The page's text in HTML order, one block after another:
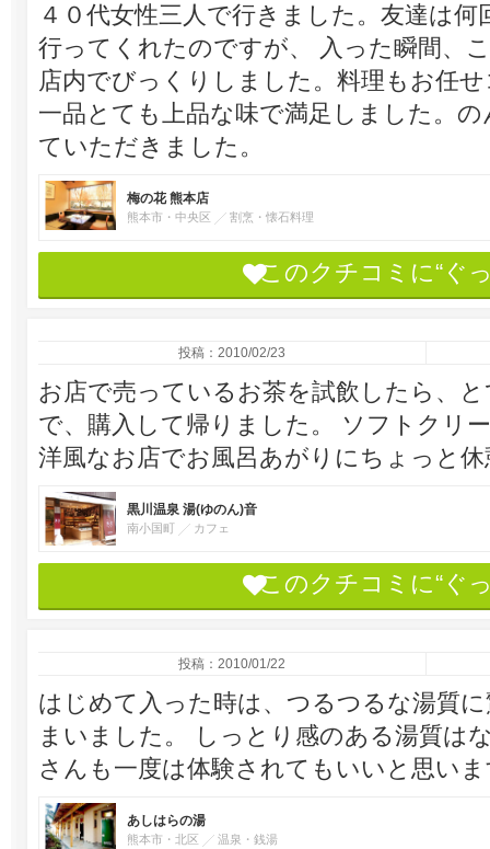
４０代女性三人で行きました。友達は
行ってくれたのですが、 入った瞬間、
店内でびっくりしました。料理もお任
一品とても上品な味で満足しました。
ていただきました。
梅の花 熊本店
熊本市・中央区 割烹・懐石料理
このクチコミに“ぐ
投稿：2010/02/23
お店で売っているお茶を試飲したら、
で、購入して帰りました。 ソフトクリ
洋風なお店でお風呂あがりにちょっと
黒川温泉 湯(ゆのん)音
南小国町 カフェ
このクチコミに“ぐ
投稿：2010/01/22
はじめて入った時は、つるつるな湯質
まいました。 しっとり感のある湯質は
さんも一度は体験されてもいいと思い
あしはらの湯
熊本市・北区 温泉・銭湯